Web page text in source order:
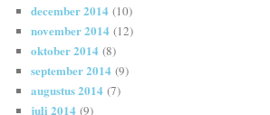
december 2014 (10)
november 2014 (12)
oktober 2014 (8)
september 2014 (9)
augustus 2014 (7)
juli 2014 (9)